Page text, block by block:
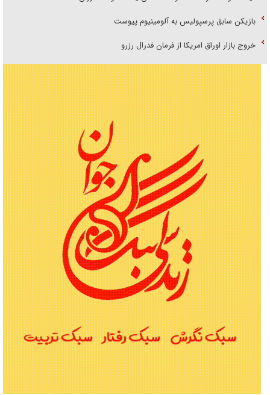
بازیکن سابق پرسپولیس به آلومینیوم پیوست
خروج بازار اوراق امریکا از فرمان فدرال رزرو